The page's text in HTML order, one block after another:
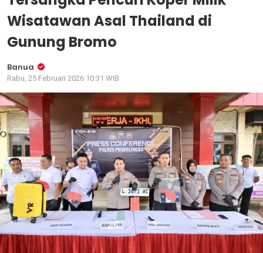
Wisatawan Asal Thailand di
Gunung Bromo
Banua
Rabu, 25 Februari 2026 10:31 WIB